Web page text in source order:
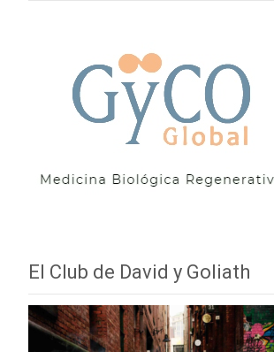
El Club de David y Goliath